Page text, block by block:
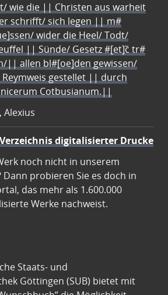
wie die || Christen aus warheit
schrifft/ sich legen || m#
wider die Heel/ Todt/
|| Sünde/ Gesetz #[et]c̃ tr#
|| allen bl#[oe]den gewissen/
gestellet || durch
Cotbusianum.||
Alexius
digitalisierter Drucke
noch nicht in unserem
Dann probieren Sie es doch in
das mehr als 1.600.000
Werke nachweist.
Staats- und
Göttingen (SUB) bietet mit